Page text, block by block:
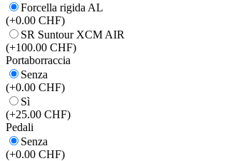
Forcella rigida AL
(+0.00 CHF)
SR Suntour XCM AIR
(+100.00 CHF)
Portaborraccia
Senza
(+0.00 CHF)
Sì
(+25.00 CHF)
Pedali
Senza
(+0.00 CHF)